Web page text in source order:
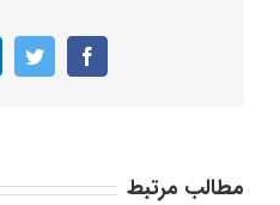
Facebook
مطالب مرتبط